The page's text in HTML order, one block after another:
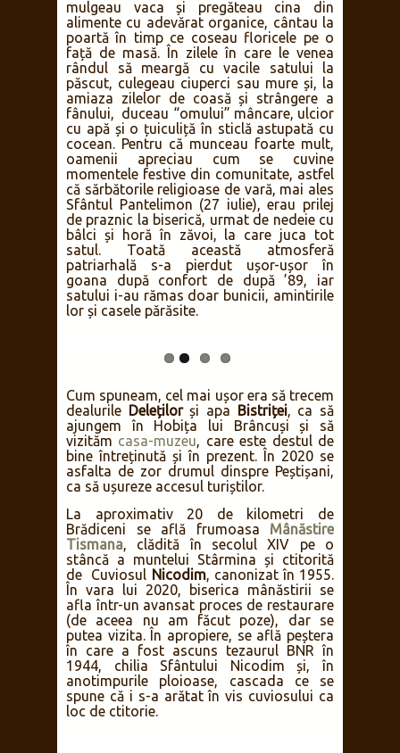
mulgeau vaca și pregăteau cina din
alimente cu adevărat organice, cântau la
poartă în timp ce coseau floricele pe o
față de masă. În zilele în care le venea
rândul să meargă cu vacile satului la
păscut, culegeau ciuperci sau mure și, la
amiaza zilelor de coasă și strângere a
fânului, duceau “omului” mâncare, ulcior
cu apă și o țuiculiță în sticlă astupată cu
cocean. Pentru că munceau foarte mult,
oamenii apreciau cum se cuvine
momentele festive din comunitate, astfel
că sărbătorile religioase de vară, mai ales
Sfântul Pantelimon (27 iulie), erau prilej
de praznic la biserică, urmat de nedeie cu
bâlci și horă în zăvoi, la care juca tot
satul. Toată această atmosferă
patriarhală s-a pierdut ușor-ușor în
goana după confort de după ’89, iar
satului i-au rămas doar bunicii, amintirile
lor și casele părăsite.
Cum spuneam, cel mai ușor era să trecem
dealurile Delețilorși apa Bistriței, ca să
ajungem în Hobița lui Brâncuși și să
vizităm casa-muzeu, care este destul de
bine întreținută și în prezent. În 2020 se
asfalta de zor drumul dinspre Peștișani,
ca să ușureze accesul turiștilor.
La aproximativ 20 de kilometri de
Brădiceni se află frumoasa Mânăstire
Tismana, clădită în secolul XIV pe o
stâncă a muntelui Stârmina și ctitorită
de Cuviosul Nicodim, canonizat în 1955.
În vara lui 2020, biserica mânăstirii se
afla într-un avansat proces de restaurare
(de aceea nu am făcut poze), dar se
putea vizita. În apropiere, se află peștera
în care a fost ascuns tezaurul BNR în
1944, chilia Sfântului Nicodim și, în
anotimpurile ploioase, cascada ce se
spune că i s-a arătat în vis cuviosului ca
loc de ctitorie.